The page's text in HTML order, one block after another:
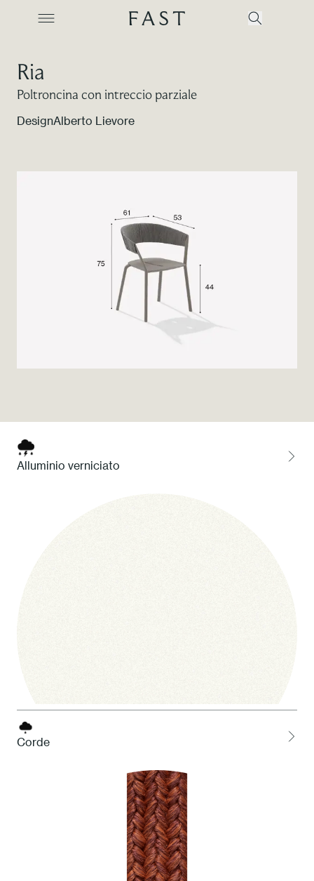
Realizzazioni
Color Revolution
Professionisti
Ria
Poltroncina con intreccio parziale
DesignAlberto Lievore
Alluminio verniciato
1 Bianco
Corde